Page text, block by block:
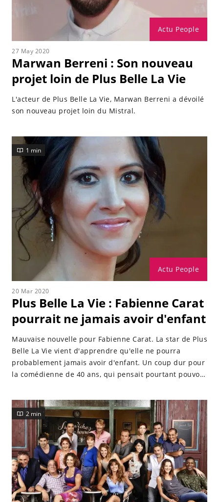
Actu People
27 May 2020
Marwan Berreni : Son nouveau
projet loin de Plus Belle La Vie
L'acteur de Plus Belle La Vie, Marwan Berreni a dévoilé
son nouveau projet loin du Mistral.
Actu People
1 min
20 Mar 2020
Plus Belle La Vie : Fabienne Carat
pourrait ne jamais avoir d'enfant
Mauvaise nouvelle pour Fabienne Carat. La star de Plus
Belle La Vie vient d'apprendre qu'elle ne pourra
probablement jamais avoir d'enfant. Un coup dur pour
la comédienne de 40 ans, qui pensait pourtant pouvoir
2 min